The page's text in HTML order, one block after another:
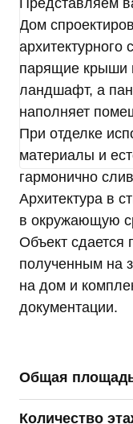
Представляем
Дом
архитектурного
парящие крыши
ландшафт, а
наполняет
При отделке
материалы и
гармонично
Архитектура в
в окружающую
Объект сдается
полученным на
на дом и
документации.
Общая
Количество
общее описание
способов
Федерального
«О
персональными
следующие
систематизация;
уточнение
использование;
уничтожение.
Согласие
ч.
рассылок о
специальных
посредством
Передача
осуществляется
субъекта
Данное согласие